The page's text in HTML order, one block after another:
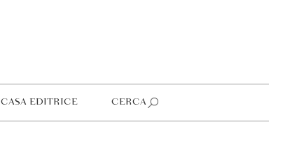
CASA EDITRICE CERCA